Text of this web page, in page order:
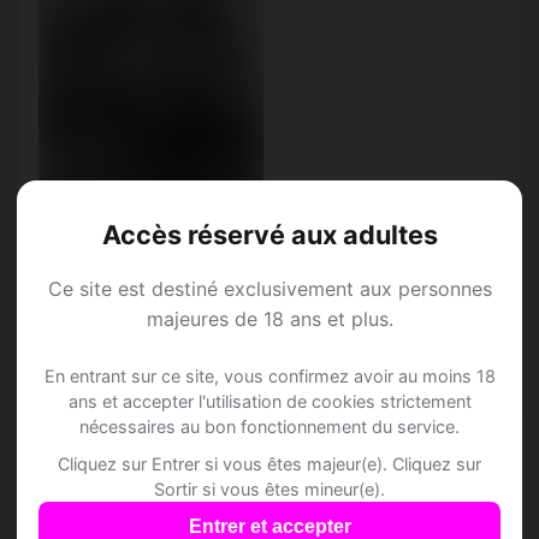
Accès réservé aux adultes
Ce site est destiné exclusivement aux personnes
majeures de 18 ans et plus.
En entrant sur ce site, vous confirmez avoir au moins 18
ans et accepter l'utilisation de cookies strictement
nécessaires au bon fonctionnement du service.
Cliquez sur Entrer si vous êtes majeur(e). Cliquez sur
Sortir si vous êtes mineur(e).
Entrer et accepter
Balance • Gérant de